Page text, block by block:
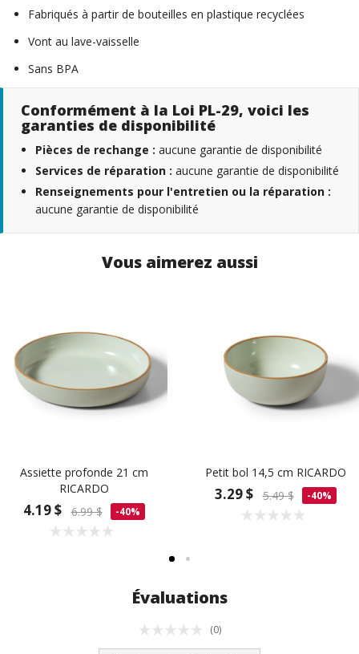
Fabriqués à partir de bouteilles en plastique recyclées
Vont au lave-vaisselle
Sans BPA
Conformément à la Loi PL-29, voici les
garanties de disponibilité
Pièces de rechange : aucune garantie de disponibilité
Services de réparation : aucune garantie de disponibilité
Renseignements pour l'entretien ou la réparation :
aucune garantie de disponibilité
Vous aimerez aussi
Assiette profonde 21 cm
RICARDO
4.19 $ 6.99 $ -40%
Petit bol 14,5 cm RICARDO
3.29 $ 5.49 $ -40%
Évaluations
(0)